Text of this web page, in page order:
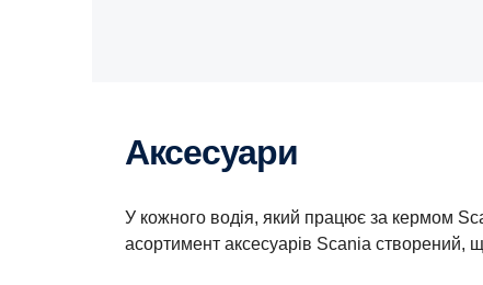
Аксесуари
У кожного водія, який працює за кермом
асортимент аксесуарів Scania створений,